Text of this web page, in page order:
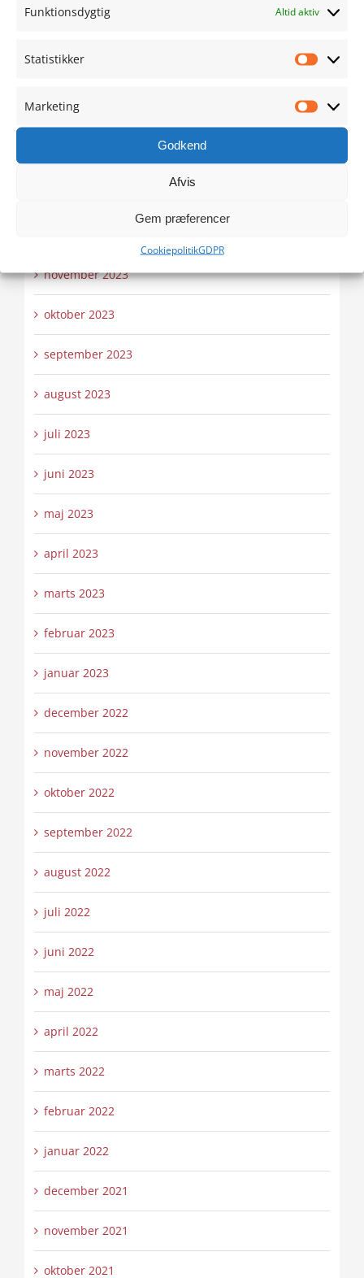
Funktionsdygtig Altid aktiv
Statistikker
Marketing
Godkend
Afvis
Gem præferencer
CookiepolitikGDPR
marts 2024
november 2023
oktober 2023
september 2023
august 2023
juli 2023
juni 2023
maj 2023
april 2023
marts 2023
februar 2023
januar 2023
december 2022
november 2022
oktober 2022
september 2022
august 2022
juli 2022
juni 2022
maj 2022
april 2022
marts 2022
februar 2022
januar 2022
december 2021
november 2021
oktober 2021